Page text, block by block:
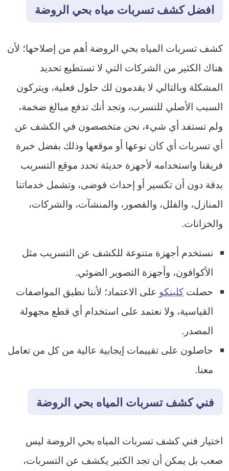
افضل كشف تسربات مياه بحي الروضة
كشف تسربات المياه بحي الروضة أهم من إصلاحها؛ لأن
هناك الكثير من الشركات التي لا تستطيع تحديد
المشكلة وبالتالي لا يقدمون لك حلول فعلية، ويتركون
السبب الأصلي للتسرب، وتجد أنك تدفع مبالغ ضخمة،
ولم تستفد أي شيء، نحن متخصصون في الكشف عن
أي تسربات أي كان نوعها أو موقعها وذلك بفضل خبرة
فريقنا واستخدامه لأجهزة حديثة تحدد موقع التسريب
بدقة دون أن تكسير أو إحداث فوضى، وتشمل خدماتنا
المنازل، والفلل، والقصور، والمنشآت، والشركات،
والخزانات.
نستخدم أجهزة متنوعة للكشف عن التسريب مثل
الأكوافون، وأجهزة التصوير الضوئي.
حصلت كلينكو على الاعتماد؛ لأننا نطبق المواصفات
القياسية، ولا نعتمد على استخدام أي قطع مجهولة
المصدر.
حاصلون على تقييمات إيجابية عالية من كل من تعامل
معنا.
فني كشف تسربات المياه بحي الروضة
اختيار فني كشف تسربات المياه بحي الروضة ليس
صعب بل يمكن أن تجد الكثير يكشف عن التسربات،